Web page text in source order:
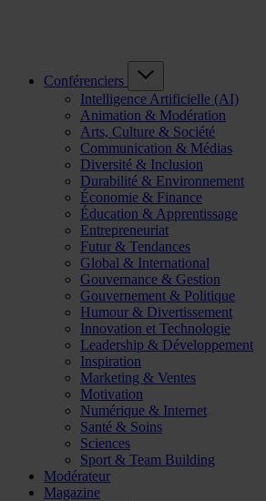
Conférenciers
Intelligence Artificielle (AI)
Animation & Modération
Arts, Culture & Société
Communication & Médias
Diversité & Inclusion
Durabilité & Environnement
Économie & Finance
Éducation & Apprentissage
Entrepreneuriat
Futur & Tendances
Global & International
Gouvernance & Gestion
Gouvernement & Politique
Humour & Divertissement
Innovation et Technologie
Leadership & Développement
Inspiration
Marketing & Ventes
Motivation
Numérique & Internet
Santé & Soins
Sciences
Sport & Team Building
Modérateur
Magazine